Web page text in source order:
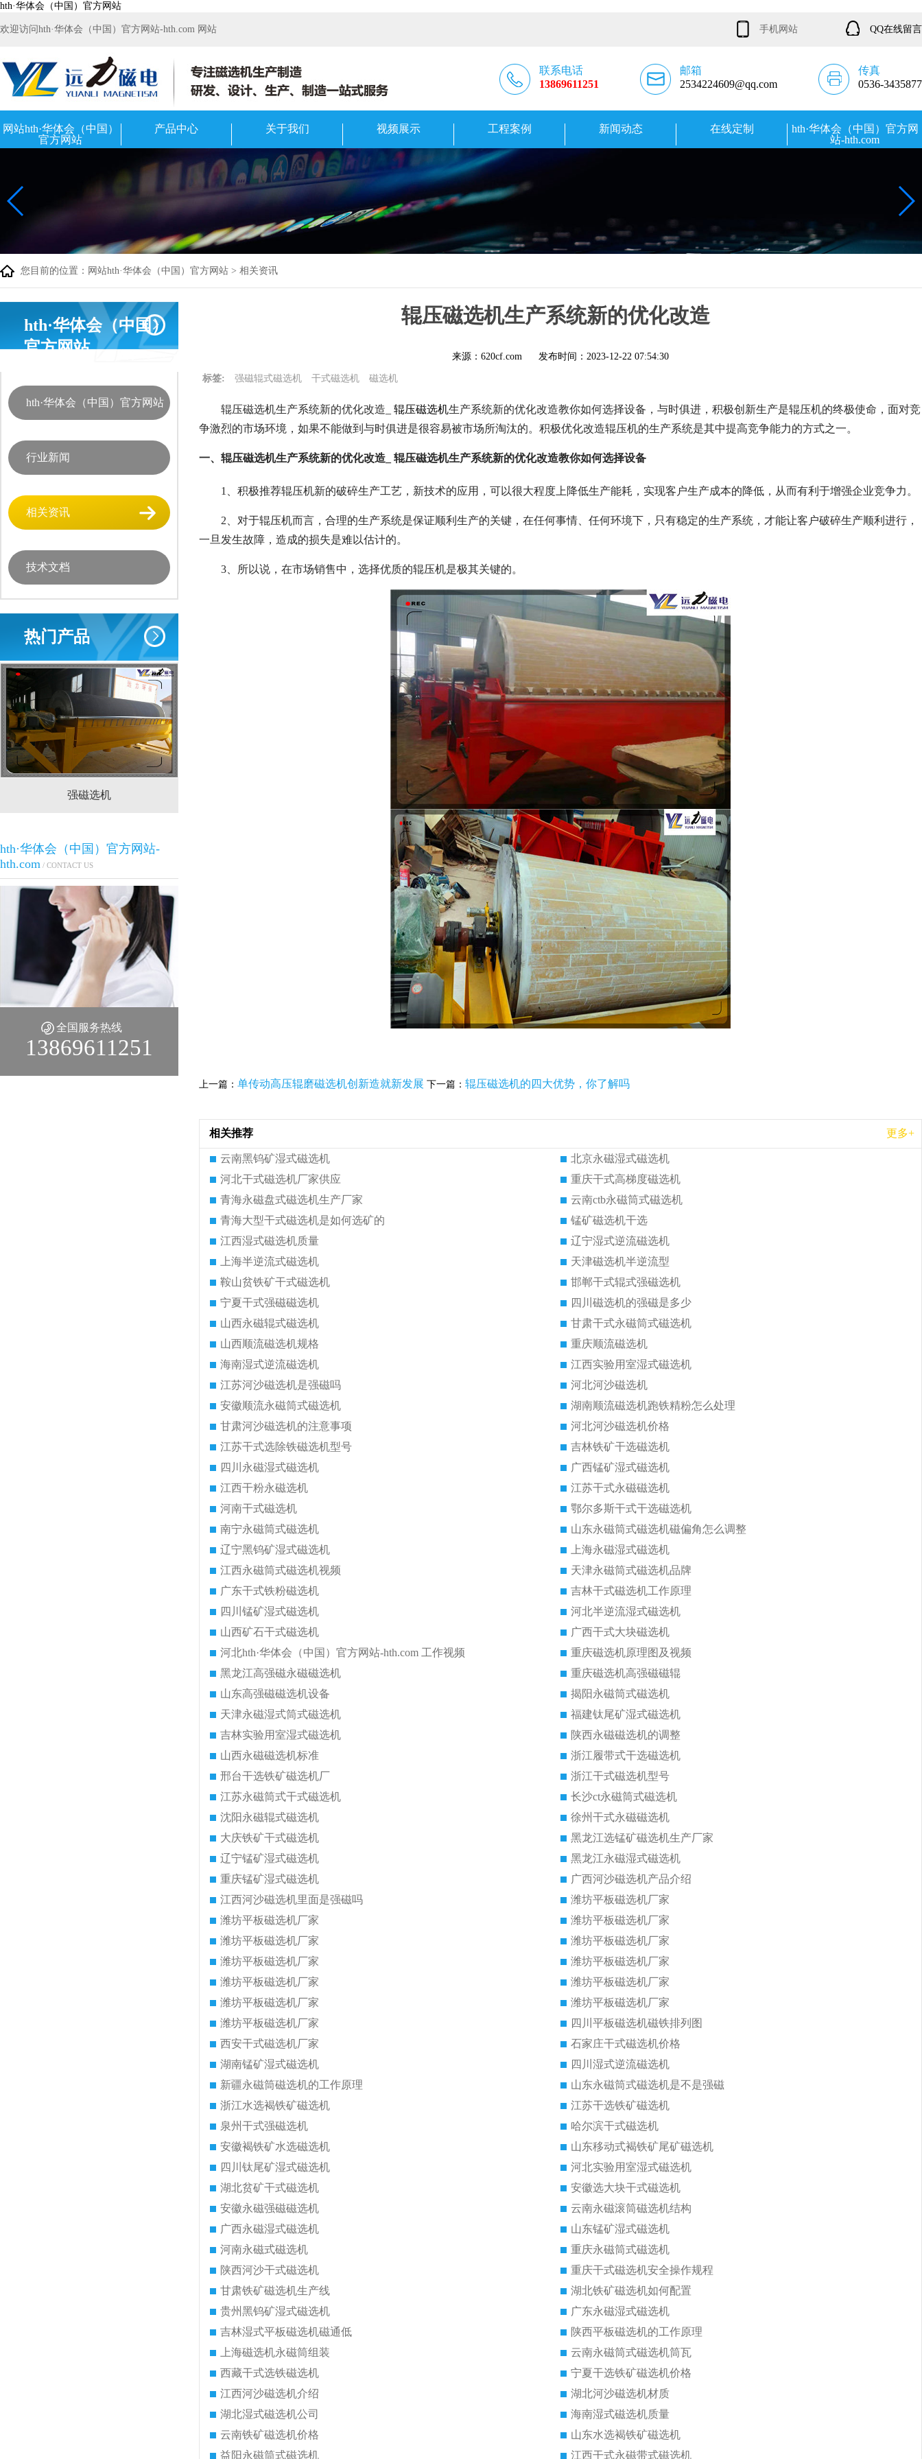
hth·华体会（中国）官方网站
欢迎访问hth·华体会（中国）官方网站-hth.com 网站 手机网站 QQ在线留言
联系电话
13869611251
邮箱
2534224609@qq.com
传真
0536-3435877
网站hth·华体会（中国）
官方网站
产品中心 关于我们 视频展示 工程案例 新闻动态 在线定制
hth·华体会（中国）官方网
站-hth.com
您目前的位置： 网站hth·华体会（中国）官方网站 > 相关资讯
hth·华体会（中国）
官方网站
hth·华体会（中国）官方网站
行业新闻
相关资讯
技术文档
热门产品
强磁选机 稀土永磁辊式强磁选机 RCT系列全磁永磁滚筒
hth·华体会（中国）官方网站-
hth.com / CONTACT US
全国服务热线
13869611251
辊压磁选机生产系统新的优化改造
来源：620cf.com 发布时间： 2023-12-22 07:54:30
标签: 强磁辊式磁选机 干式磁选机 磁选机
辊压磁选机生产系统新的优化改造_ 辊压磁选机生产系统新的优化改造教你如何选择设备，与时俱进，积极创新生产是辊压机的终极使命，面对竞
争激烈的市场环境，如果不能做到与时俱进是很容易被市场所淘汰的。积极优化改造辊压机的生产系统是其中提高竞争能力的方式之一。
一、辊压磁选机生产系统新的优化改造_ 辊压磁选机生产系统新的优化改造教你如何选择设备
1、积极推荐辊压机新的破碎生产工艺，新技术的应用，可以很大程度上降低生产能耗，实现客户生产成本的降低，从而有利于增强企业竞争力。
2、对于辊压机而言，合理的生产系统是保证顺利生产的关键，在任何事情、任何环境下，只有稳定的生产系统，才能让客户破碎生产顺利进行，
一旦发生故障，造成的损失是难以估计的。
3、所以说，在市场销售中，选择优质的辊压机是极其关键的。
上一篇： 单传动高压辊磨磁选机创新造就新发展 下一篇： 辊压磁选机的四大优势，你了解吗
相关推荐 更多+
云南黑钨矿湿式磁选机
北京永磁湿式磁选机
河北干式磁选机厂家供应
重庆干式高梯度磁选机
青海永磁盘式磁选机生产厂家
云南ctb永磁筒式磁选机
青海大型干式磁选机是如何选矿的
锰矿磁选机干选
江西湿式磁选机质量
辽宁湿式逆流磁选机
上海半逆流式磁选机
天津磁选机半逆流型
鞍山贫铁矿干式磁选机
邯郸干式辊式强磁选机
宁夏干式强磁磁选机
四川磁选机的强磁是多少
山西永磁辊式磁选机
甘肃干式永磁筒式磁选机
山西顺流磁选机规格
重庆顺流磁选机
海南湿式逆流磁选机
江西实验用室湿式磁选机
江苏河沙磁选机是强磁吗
河北河沙磁选机
安徽顺流永磁筒式磁选机
湖南顺流磁选机跑铁精粉怎么处理
甘肃河沙磁选机的注意事项
河北河沙磁选机价格
江苏干式选除铁磁选机型号
吉林铁矿干选磁选机
四川永磁湿式磁选机
广西锰矿湿式磁选机
江西干粉永磁选机
江苏干式永磁磁选机
河南干式磁选机
鄂尔多斯干式干选磁选机
南宁永磁筒式磁选机
山东永磁筒式磁选机磁偏角怎么调整
辽宁黑钨矿湿式磁选机
上海永磁湿式磁选机
江西永磁筒式磁选机视频
天津永磁筒式磁选机品牌
广东干式铁粉磁选机
吉林干式磁选机工作原理
四川锰矿湿式磁选机
河北半逆流湿式磁选机
山西矿石干式磁选机
广西干式大块磁选机
河北hth·华体会（中国）官方网站-hth.com 工作视频
重庆磁选机原理图及视频
黑龙江高强磁永磁磁选机
重庆磁选机高强磁磁辊
山东高强磁磁选机设备
揭阳永磁筒式磁选机
天津永磁湿式筒式磁选机
福建钛尾矿湿式磁选机
吉林实验用室湿式磁选机
陕西永磁磁选机的调整
山西永磁磁选机标准
浙江履带式干选磁选机
邢台干选铁矿磁选机厂
浙江干式磁选机型号
江苏永磁筒式干式磁选机
长沙ct永磁筒式磁选机
沈阳永磁辊式磁选机
徐州干式永磁磁选机
大庆铁矿干式磁选机
黑龙江选锰矿磁选机生产厂家
辽宁锰矿湿式磁选机
黑龙江永磁湿式磁选机
重庆锰矿湿式磁选机
广西河沙磁选机产品介绍
江西河沙磁选机里面是强磁吗
潍坊平板磁选机厂家
潍坊平板磁选机厂家
潍坊平板磁选机厂家
潍坊平板磁选机厂家
潍坊平板磁选机厂家
潍坊平板磁选机厂家
潍坊平板磁选机厂家
潍坊平板磁选机厂家
潍坊平板磁选机厂家
潍坊平板磁选机厂家
潍坊平板磁选机厂家
潍坊平板磁选机厂家
四川平板磁选机磁铁排列图
西安干式磁选机厂家
石家庄干式磁选机价格
湖南锰矿湿式磁选机
四川湿式逆流磁选机
新疆永磁筒磁选机的工作原理
山东永磁筒式磁选机是不是强磁
浙江水选褐铁矿磁选机
江苏干选铁矿磁选机
泉州干式强磁选机
哈尔滨干式磁选机
安徽褐铁矿水选磁选机
山东移动式褐铁矿尾矿磁选机
四川钛尾矿湿式磁选机
河北实验用室湿式磁选机
湖北贫矿干式磁选机
安徽选大块干式磁选机
安徽永磁强磁磁选机
云南永磁滚筒磁选机结构
广西永磁湿式磁选机
山东锰矿湿式磁选机
河南永磁式磁选机
重庆永磁筒式磁选机
陕西河沙干式磁选机
重庆干式磁选机安全操作规程
甘肃铁矿磁选机生产线
湖北铁矿磁选机如何配置
贵州黑钨矿湿式磁选机
广东永磁湿式磁选机
吉林湿式平板磁选机磁通低
陕西平板磁选机的工作原理
上海磁选机永磁筒组装
云南永磁筒式磁选机筒瓦
西藏干式选铁磁选机
宁夏干选铁矿磁选机价格
江西河沙磁选机介绍
湖北河沙磁选机材质
湖北湿式磁选机公司
海南湿式磁选机质量
云南铁矿磁选机价格
山东水选褐铁矿磁选机
益阳永磁筒式磁选机
江西干式永磁带式磁选机